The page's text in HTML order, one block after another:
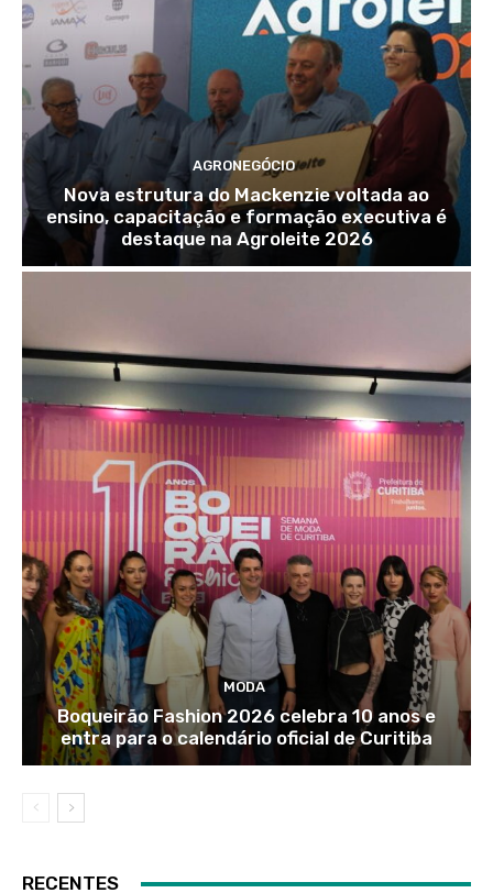
AGRONEGÓCIO
Nova estrutura do Mackenzie voltada ao
ensino, capacitação e formação executiva é
destaque na Agroleite 2026
MODA
Boqueirão Fashion 2026 celebra 10 anos e
entra para o calendário oficial de Curitiba
RECENTES